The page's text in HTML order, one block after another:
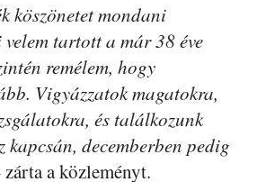
köszönetet mondani
tartott a már 38 éve
remélem, hogy
Vigyázzatok magatokra,
és találkozunk
kapcsán, decemberben pedig
zárta a közleményt.